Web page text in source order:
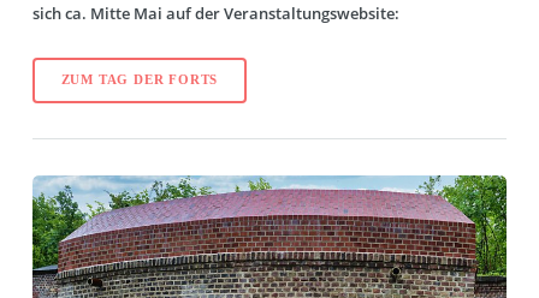
sich ca. Mitte Mai auf der Veranstaltungswebsite:
ZUM TAG DER FORTS